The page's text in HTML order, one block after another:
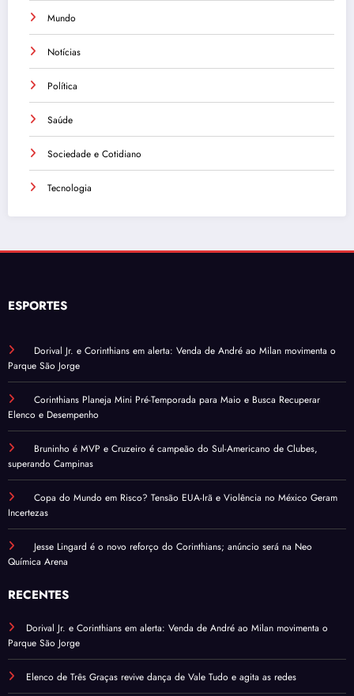
Mundo
Notícias
Política
Saúde
Sociedade e Cotidiano
Tecnologia
ESPORTES
Dorival Jr. e Corinthians em alerta: Venda de André ao Milan movimenta o
Parque São Jorge
Corinthians Planeja Mini Pré-Temporada para Maio e Busca Recuperar
Elenco e Desempenho
Bruninho é MVP e Cruzeiro é campeão do Sul-Americano de Clubes,
superando Campinas
Copa do Mundo em Risco? Tensão EUA-Irã e Violência no México Geram
Incertezas
Jesse Lingard é o novo reforço do Corinthians; anúncio será na Neo
Química Arena
RECENTES
Dorival Jr. e Corinthians em alerta: Venda de André ao Milan movimenta o
Parque São Jorge
Elenco de Três Graças revive dança de Vale Tudo e agita as redes